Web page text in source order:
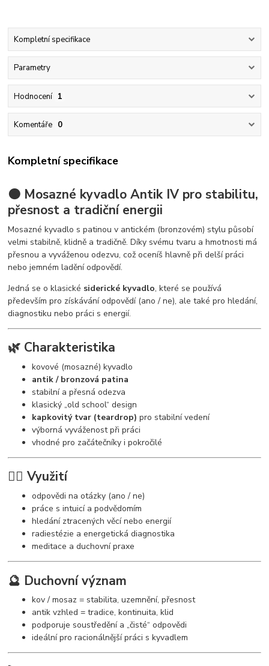
Kompletní specifikace
Parametry
Hodnocení 1
Komentáře 0
Kompletní specifikace
🟤 Mosazné kyvadlo Antik IV pro stabilitu,
přesnost a tradiční energii
Mosazné kyvadlo s patinou v antickém (bronzovém) stylu působí
velmi stabilně, klidně a tradičně. Díky svému tvaru a hmotnosti má
přesnou a vyváženou odezvu, což oceníš hlavně při delší práci
nebo jemném ladění odpovědí.
Jedná se o klasické siderické kyvadlo, které se používá
především pro získávání odpovědí (ano / ne), ale také pro hledání,
diagnostiku nebo práci s energií.
🌿 Charakteristika
kovové (mosazné) kyvadlo
antik / bronzová patina
stabilní a přesná odezva
klasický „old school“ design
kapkovitý tvar (teardrop) pro stabilní vedení
výborná vyváženost při práci
vhodné pro začátečníky i pokročilé
🧘‍♀️ Využití
odpovědi na otázky (ano / ne)
práce s intuicí a podvědomím
hledání ztracených věcí nebo energií
radiestézie a energetická diagnostika
meditace a duchovní praxe
🔮 Duchovní význam
kov / mosaz = stabilita, uzemnění, přesnost
antik vzhled = tradice, kontinuita, klid
podporuje soustředění a „čisté“ odpovědi
ideální pro racionálnější práci s kyvadlem